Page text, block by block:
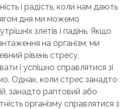
і радість, коли нам дають
дня ми можемо
злетів і падінь. Якщо
на організм, ми
рівень стресу,
і успішно справлятися зі
Однак, коли стрес занадто
занадто раптовий або
організму справлятися з